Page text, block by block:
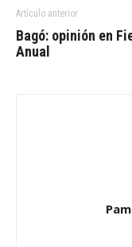
Artículo anterior
Bagó: opinión en
Anual